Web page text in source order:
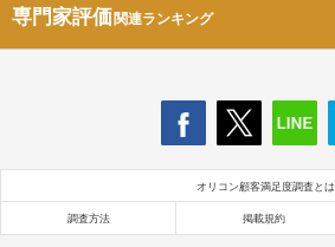
専門家評価関連ランキング
オリコン顧客満足度調査とは
調査方法 掲載規約